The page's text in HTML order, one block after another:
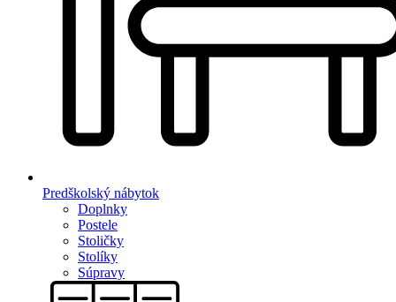
Predškolský nábytok
Doplnky
Postele
Stoličky
Stolíky
Súpravy